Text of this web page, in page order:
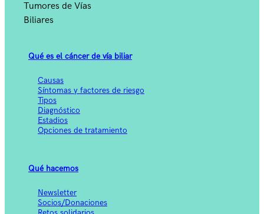
Tumores de Vías
Biliares
Qué es el cáncer de vía biliar
Causas
Síntomas y factores de riesgo
Tipos
Diagnóstico
Estadios
Opciones de tratamiento
Qué hacemos
Newsletter
Socios/Donaciones